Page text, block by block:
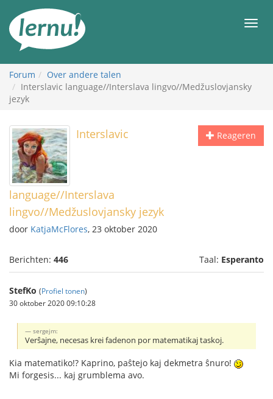
inhoud
Forum
Over andere talen
Interslavic language//Interslava lingvo//Medžuslovjansky
jezyk
Reageren
Interslavic
language//Interslava
lingvo//Medžuslovjansky jezyk
door KatjaMcFlores, 23 oktober 2020
Berichten: 446 Taal: Esperanto
StefKo (Profiel tonen)
30 oktober 2020 09:10:28
sergejm:
Verŝajne, necesas krei fadenon por matematikaj taskoj.
Kia matematiko!? Kaprino, paŝtejo kaj dekmetra ŝnuro!
Mi forgesis... kaj grumblema avo.